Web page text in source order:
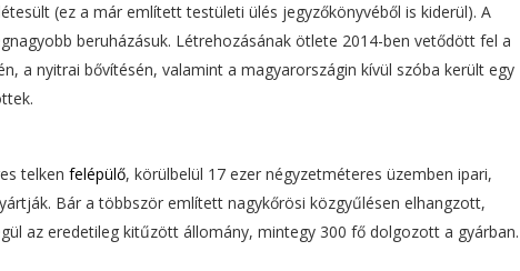
(ez a már említett testületi ülés jegyzőkönyvéből is kiderül). A
beruházásuk. Létrehozásának ötlete 2014-ben vetődött fel a
a nyitrai bővítésén, valamint a magyarországin kívül szóba került egy
telken felépülő, körülbelül 17 ezer négyzetméteres üzemben ipari,
Bár a többször említett nagykőrösi közgyűlésen elhangzott,
az eredetileg kitűzött állomány, mintegy 300 fő dolgozott a gyárban.